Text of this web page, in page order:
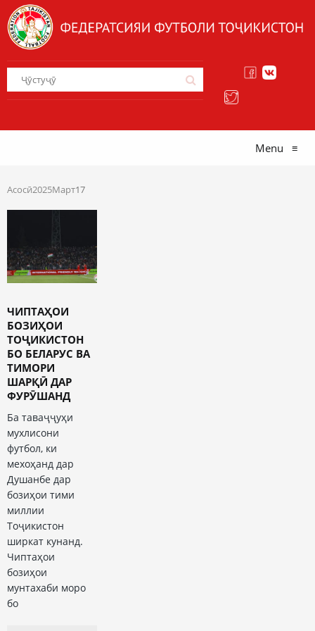
Menu ≡
Асосӣ2025Март17
ЧИПТАҲОИ
БОЗИҲОИ
ТОҶИКИСТОН
БО БЕЛАРУС ВА
ТИМОРИ
ШАРҚӢ ДАР
ФУРӮШАНД
Ба таваҷҷуҳи
мухлисони
футбол, ки
мехоҳанд дар
Душанбе дар
бозиҳои тими
миллии
Тоҷикистон
ширкат кунанд.
Чиптаҳои
бозиҳои
мунтахаби моро
бо